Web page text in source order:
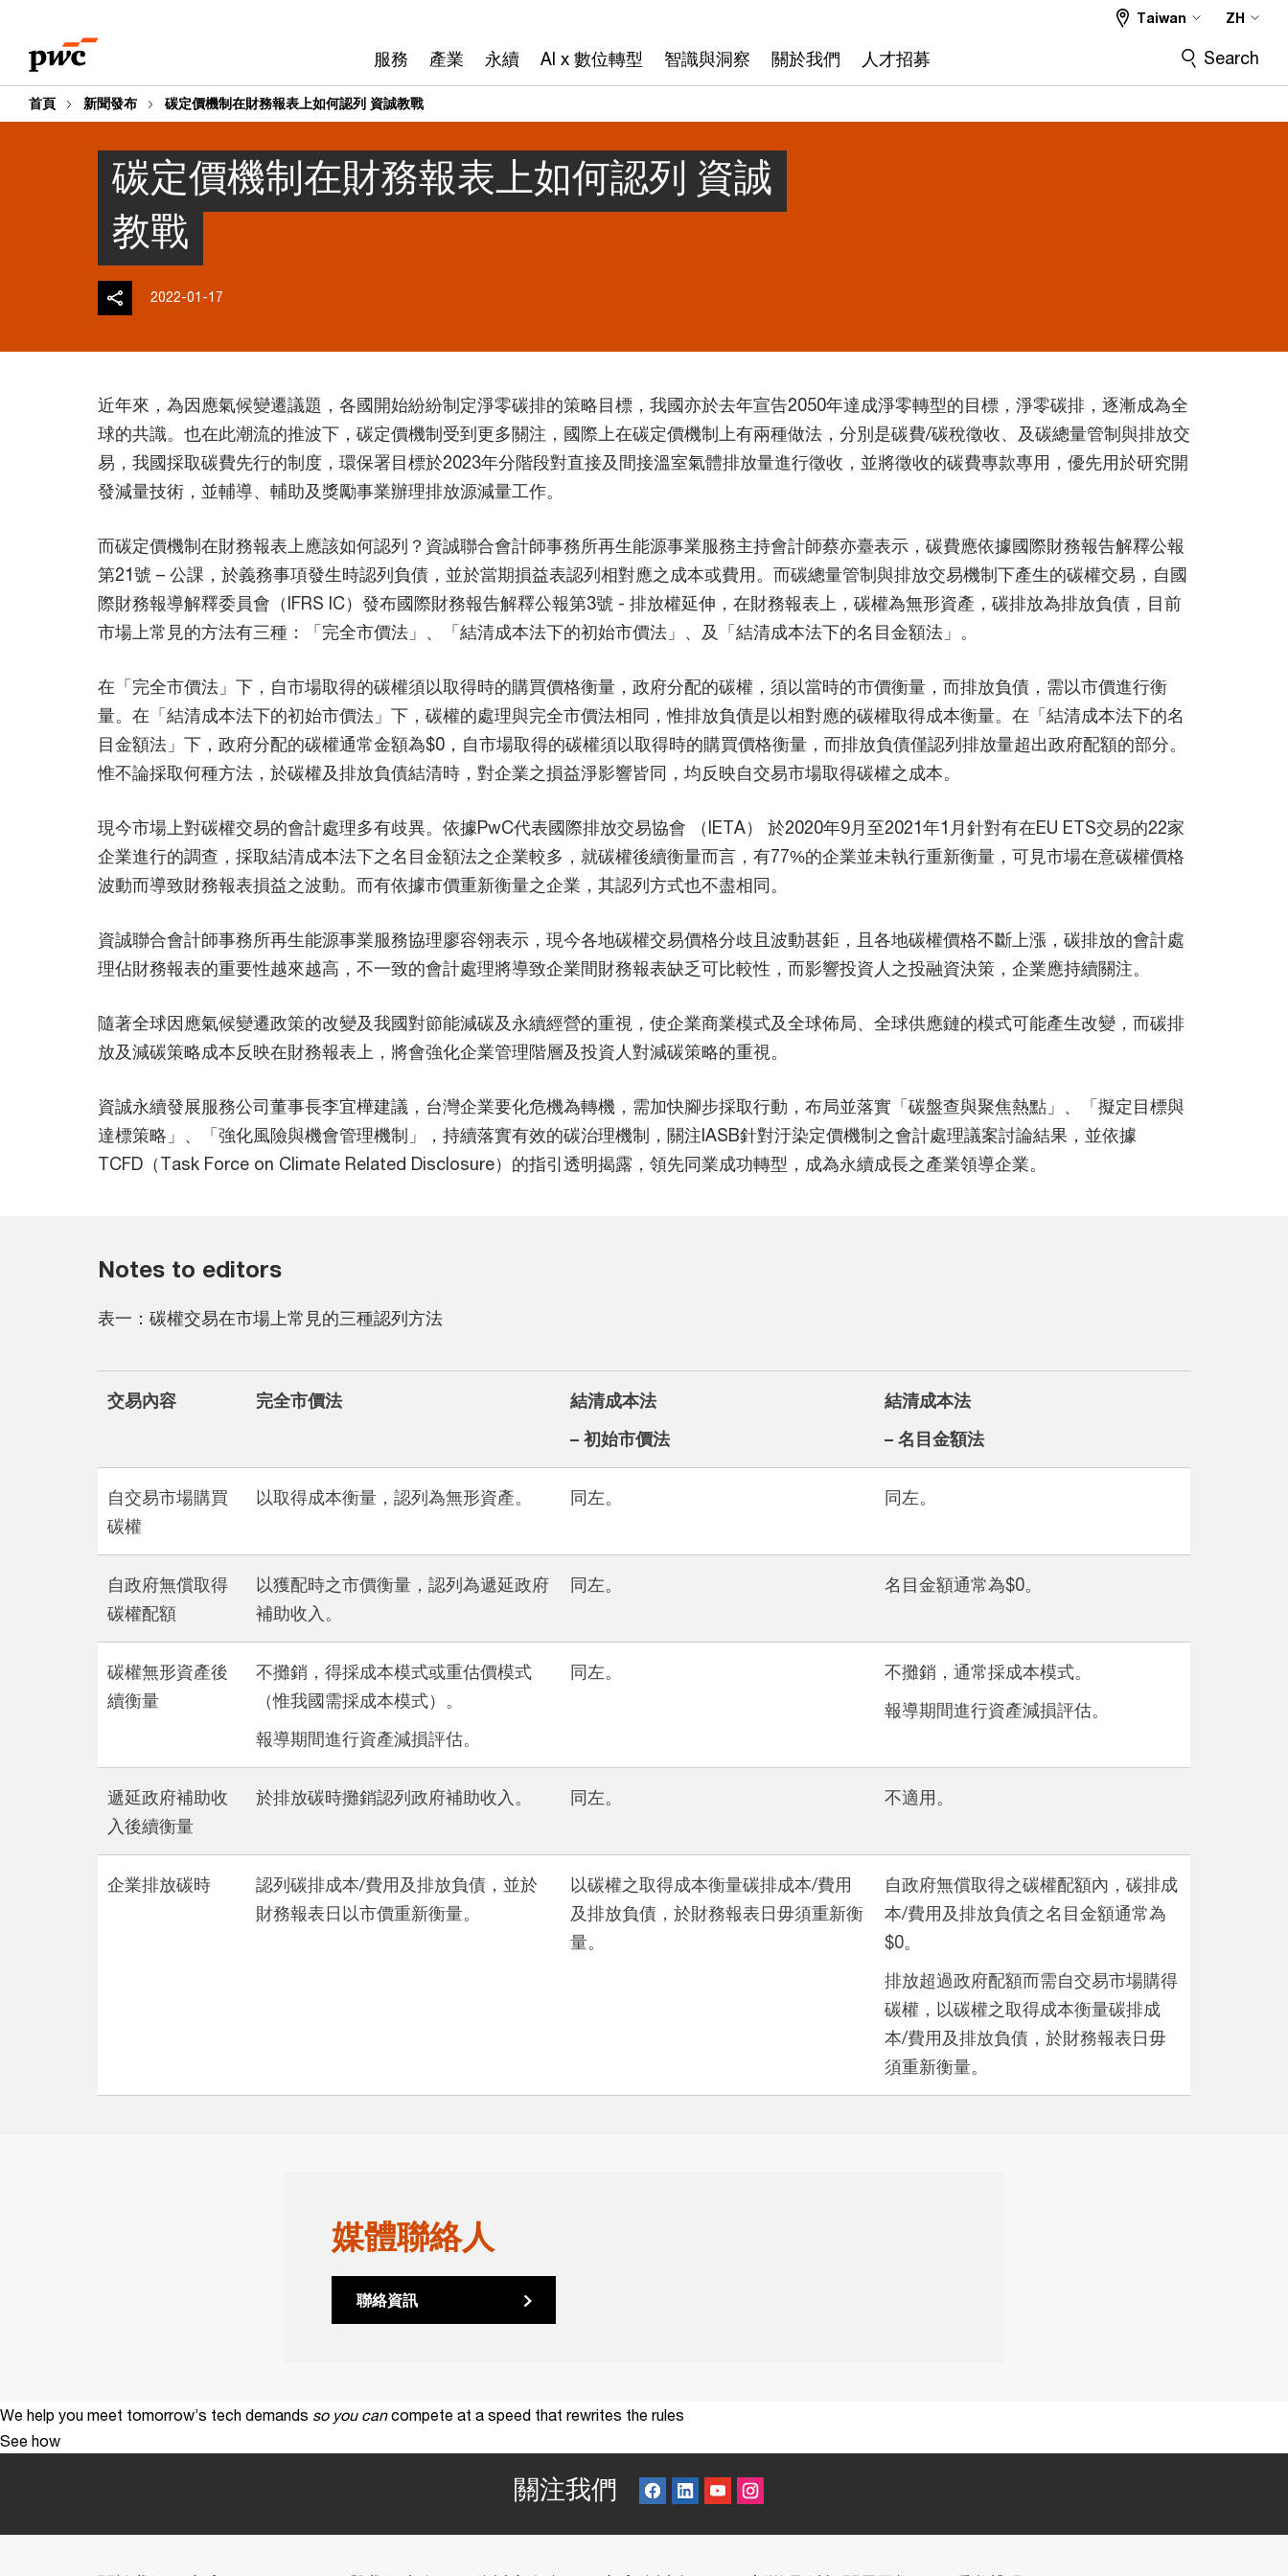
content
footer
服務 產業 永續 AI x 數位轉型 智識與洞察 關於我們 人才招募
Taiwan ZH
Search
首頁 新聞發布 碳定價機制在財務報表上如何認列 資誠教戰
碳定價機制在財務報表上如何認列 資誠
教戰
2022-01-17
近年來，為因應氣候變遷議題，各國開始紛紛制定淨零碳排的策略目標，我國亦於去年宣告2050年達成淨零轉型的目標，淨零碳排，逐漸成為全
球的共識。也在此潮流的推波下，碳定價機制受到更多關注，國際上在碳定價機制上有兩種做法，分別是碳費/碳稅徵收、及碳總量管制與排放交
易，我國採取碳費先行的制度，環保署目標於2023年分階段對直接及間接溫室氣體排放量進行徵收，並將徵收的碳費專款專用，優先用於研究開
發減量技術，並輔導、輔助及獎勵事業辦理排放源減量工作。
而碳定價機制在財務報表上應該如何認列？資誠聯合會計師事務所再生能源事業服務主持會計師蔡亦臺表示，碳費應依據國際財務報告解釋公報
第21號 – 公課，於義務事項發生時認列負債，並於當期損益表認列相對應之成本或費用。而碳總量管制與排放交易機制下產生的碳權交易，自國
際財務報導解釋委員會（IFRS IC）發布國際財務報告解釋公報第3號 - 排放權延伸，在財務報表上，碳權為無形資產，碳排放為排放負債，目前
市場上常見的方法有三種：「完全市價法」、「結清成本法下的初始市價法」、及「結清成本法下的名目金額法」。
在「完全市價法」下，自市場取得的碳權須以取得時的購買價格衡量，政府分配的碳權，須以當時的市價衡量，而排放負債，需以市價進行衡
量。在「結清成本法下的初始市價法」下，碳權的處理與完全市價法相同，惟排放負債是以相對應的碳權取得成本衡量。在「結清成本法下的名
目金額法」下，政府分配的碳權通常金額為$0，自市場取得的碳權須以取得時的購買價格衡量，而排放負債僅認列排放量超出政府配額的部分。
惟不論採取何種方法，於碳權及排放負債結清時，對企業之損益淨影響皆同，均反映自交易市場取得碳權之成本。
現今市場上對碳權交易的會計處理多有歧異。依據PwC代表國際排放交易協會 （IETA） 於2020年9月至2021年1月針對有在EU ETS交易的22家
企業進行的調查，採取結清成本法下之名目金額法之企業較多，就碳權後續衡量而言，有77%的企業並未執行重新衡量，可見市場在意碳權價格
波動而導致財務報表損益之波動。而有依據市價重新衡量之企業，其認列方式也不盡相同。
資誠聯合會計師事務所再生能源事業服務協理廖容翎表示，現今各地碳權交易價格分歧且波動甚鉅，且各地碳權價格不斷上漲，碳排放的會計處
理佔財務報表的重要性越來越高，不一致的會計處理將導致企業間財務報表缺乏可比較性，而影響投資人之投融資決策，企業應持續關注。
隨著全球因應氣候變遷政策的改變及我國對節能減碳及永續經營的重視，使企業商業模式及全球佈局、全球供應鏈的模式可能產生改變，而碳排
放及減碳策略成本反映在財務報表上，將會強化企業管理階層及投資人對減碳策略的重視。
資誠永續發展服務公司董事長李宜樺建議，台灣企業要化危機為轉機，需加快腳步採取行動，布局並落實「碳盤查與聚焦熱點」、「擬定目標與
達標策略」、「強化風險與機會管理機制」，持續落實有效的碳治理機制，關注IASB針對汙染定價機制之會計處理議案討論結果，並依據
TCFD（Task Force on Climate Related Disclosure）的指引透明揭露，領先同業成功轉型，成為永續成長之產業領導企業。
Notes to editors
表一：碳權交易在市場上常見的三種認列方法
交易內容 完全市價法
結清成本法
– 初始市價法
結清成本法
– 名目金額法
自交易市場購買
碳權
以取得成本衡量，認列為無形資產。 同左。 同左。
自政府無償取得
碳權配額
以獲配時之市價衡量，認列為遞延政府
補助收入。
同左。 名目金額通常為$0。
碳權無形資產後
續衡量
不攤銷，得採成本模式或重估價模式
（惟我國需採成本模式）。
報導期間進行資產減損評估。
同左。
不攤銷，通常採成本模式。
報導期間進行資產減損評估。
遞延政府補助收
入後續衡量
於排放碳時攤銷認列政府補助收入。 同左。 不適用。
企業排放碳時
認列碳排成本/費用及排放負債，並於
財務報表日以市價重新衡量。
以碳權之取得成本衡量碳排成本/費用
及排放負債，於財務報表日毋須重新衡
量。
自政府無償取得之碳權配額內，碳排成
本/費用及排放負債之名目金額通常為
$0。
排放超過政府配額而需自交易市場購得
碳權，以碳權之取得成本衡量碳排成
本/費用及排放負債，於財務報表日毋
須重新衡量。
媒體聯絡人
聯絡資訊
We help you meet tomorrow’s tech demands so you can compete at a speed that rewrites the rules
See how
關注我們